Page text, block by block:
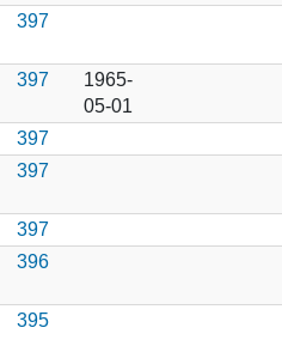
397
397
1965-
05-01
397
397
397
396
395